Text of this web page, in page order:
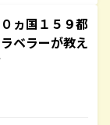
ヵ国１５９都
ベラーが教え